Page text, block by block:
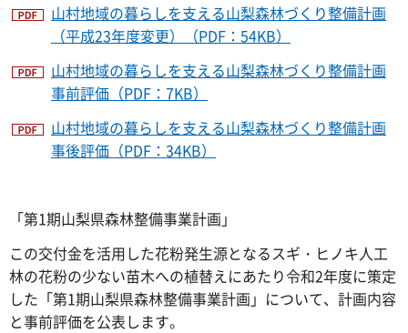
山村地域の暮らしを支える山梨森林づくり整備計画
（平成23年度変更）（PDF：54KB）
山村地域の暮らしを支える山梨森林づくり整備計画
事前評価（PDF：7KB）
山村地域の暮らしを支える山梨森林づくり整備計画
事後評価（PDF：34KB）
「第1期山梨県森林整備事業計画」
この交付金を活用した花粉発生源となるスギ・ヒノキ人工
林の花粉の少ない苗木への植替えにあたり令和2年度に策定
した「第1期山梨県森林整備事業計画」について、計画内容
と事前評価を公表します。